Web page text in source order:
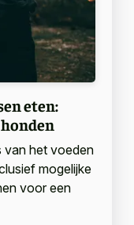
eten:
van het voeden
mogelijke
voor een